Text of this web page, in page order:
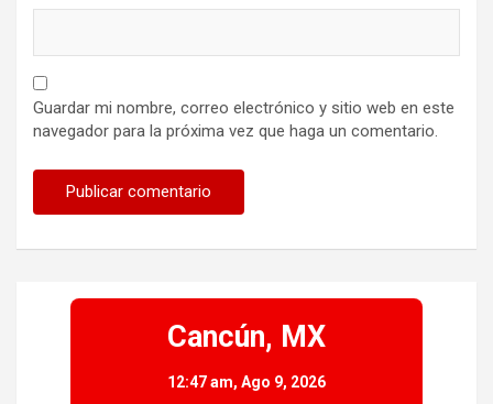
Guardar mi nombre, correo electrónico y sitio web en este
navegador para la próxima vez que haga un comentario.
Cancún, MX
12:47 am, Ago 9, 2026